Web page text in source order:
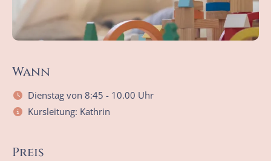
Wann
Dienstag von 8:45 - 10.00 Uhr
Kursleitung: Kathrin
Preis